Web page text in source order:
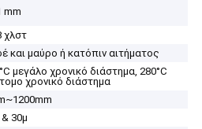
mm
χλστ
και μαύρο ή κατόπιν αιτήματος
μεγάλο χρονικό διάστημα, 280°C
χρονικό διάστημα
30μ